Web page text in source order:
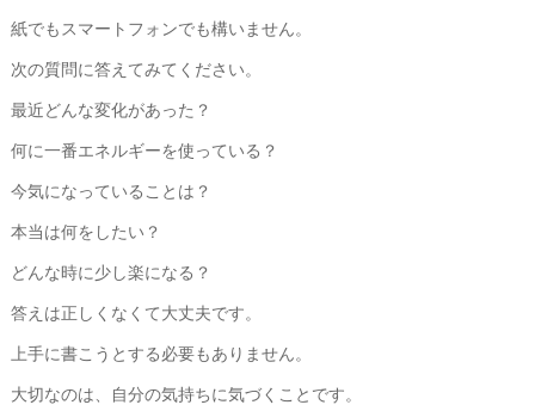
紙でもスマートフォンでも構いません。
次の質問に答えてみてください。
最近どんな変化があった？
何に一番エネルギーを使っている？
今気になっていることは？
本当は何をしたい？
どんな時に少し楽になる？
答えは正しくなくて大丈夫です。
上手に書こうとする必要もありません。
大切なのは、自分の気持ちに気づくことです。